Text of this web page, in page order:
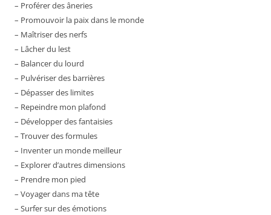
– Proférer des âneries
– Promouvoir la paix dans le monde
– Maîtriser des nerfs
– Lâcher du lest
– Balancer du lourd
– Pulvériser des barrières
– Dépasser des limites
– Repeindre mon plafond
– Développer des fantaisies
– Trouver des formules
– Inventer un monde meilleur
– Explorer d’autres dimensions
– Prendre mon pied
– Voyager dans ma tête
– Surfer sur des émotions